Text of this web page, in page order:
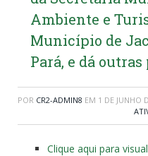
Ambiente e
Município de
Pará, e dá
POR CR2-ADMIN8 EM 1 DE JUNHO
Clique aqui para